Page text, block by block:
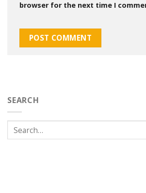
browser for the next time I
SEARCH